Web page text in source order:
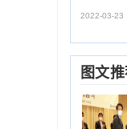
2022-03-23
图文